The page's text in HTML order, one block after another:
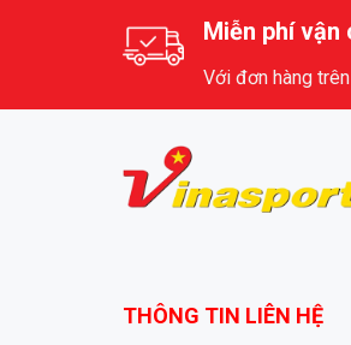
Miễn phí vận
Với đơn hàng trên
THÔNG TIN LIÊN HỆ